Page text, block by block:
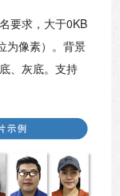
要求，大于0KB
为像素）。背景
、灰底。支持